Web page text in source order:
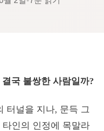
국 불쌍한 사람일까?
터널을 지나, 문득 그
인의 인정에 목말라